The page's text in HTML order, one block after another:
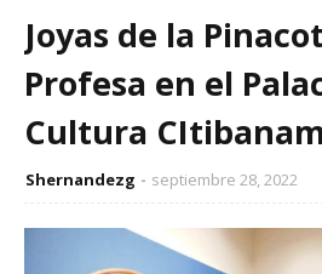
Joyas de la
Profesa en el
Cultura
Shernandezg septiembre 28, 2022